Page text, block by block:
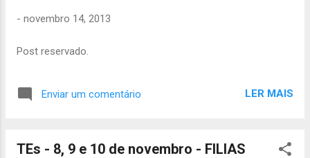
- novembro 14, 2013
Post reservado.
Enviar um comentário LER MAIS
TEs - 8, 9 e 10 de novembro - FILIAS